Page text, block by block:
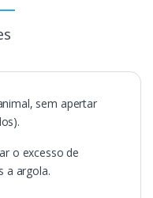
sem apertar
o excesso de
a argola.